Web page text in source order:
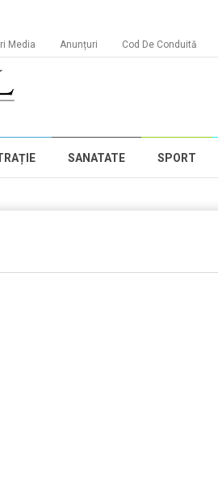
Media Anunțuri Cod De Conduită
SANATATE SPORT